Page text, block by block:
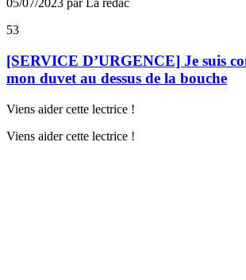
05/07/2023 par La rédac
53
[SERVICE D’URGENCE] Je suis
mon duvet au dessus de la bouche
Viens aider cette lectrice !
Viens aider cette lectrice !